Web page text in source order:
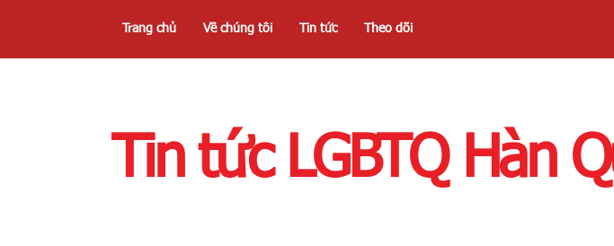
Trang chủ Về chúng tôi Tin tức Theo dõi
​Tin tức LGBTQ Hàn